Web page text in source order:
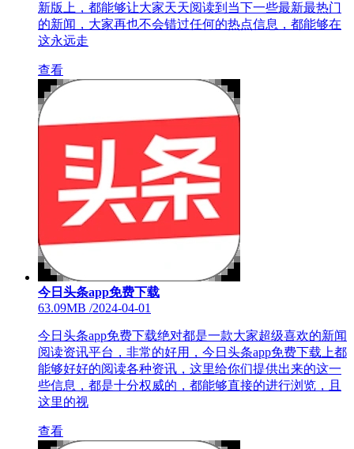
新版上，都能够让大家天天阅读到当下一些最新最热门
的新闻，大家再也不会错过任何的热点信息，都能够在
这永远走
查看
今日头条app免费下载
63.09MB /2024-04-01
今日头条app免费下载绝对都是一款大家超级喜欢的新闻
阅读资讯平台，非常的好用，今日头条app免费下载上都
能够好好的阅读各种资讯，这里给你们提供出来的这一
些信息，都是十分权威的，都能够直接的进行浏览，且
这里的视
查看